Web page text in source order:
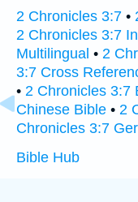
2 Chronicles 3:7 •
2 Chronicles 3:7
Multilingual • 2
3:7 Cross
• 2 Chronicles 3:7
Chinese Bible • 2
Chronicles 3:7
Bible Hub